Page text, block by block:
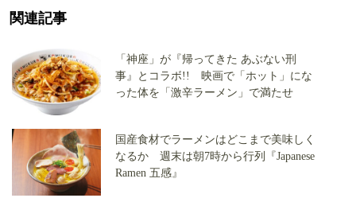
関連記事
「神座」が『帰ってきた あぶない刑
事』とコラボ!! 映画で「ホット」にな
った体を「激辛ラーメン」で満たせ
国産食材でラーメンはどこまで美味しく
なるか 週末は朝7時から行列『Japanese
Ramen 五感』